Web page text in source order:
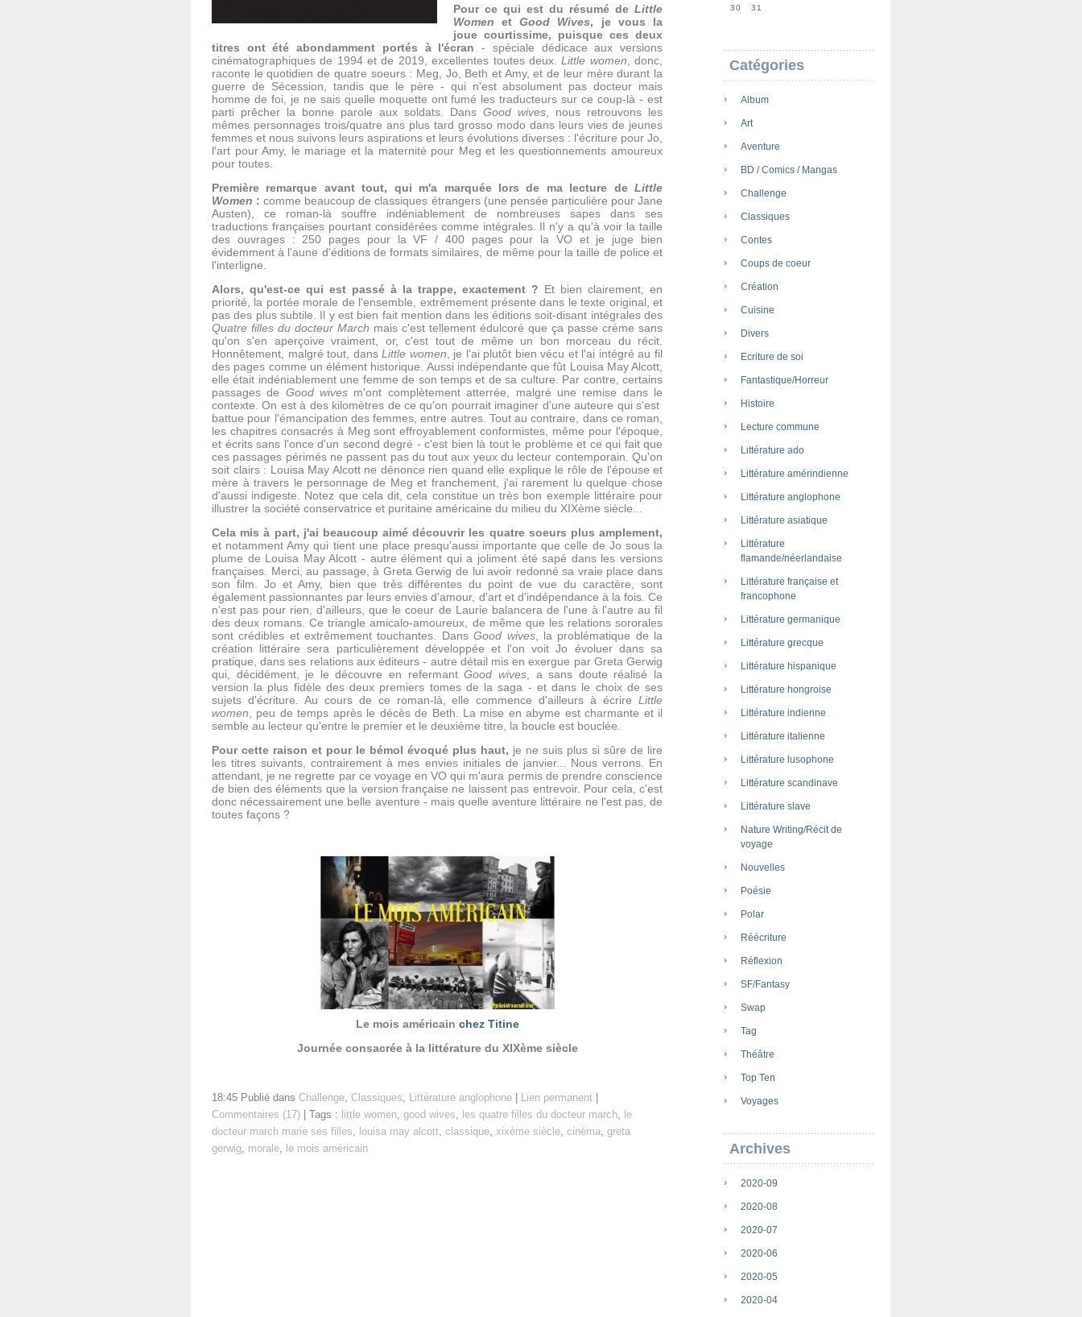
30 31
Catégories
Album
Art
Aventure
BD / Comics / Mangas
Challenge
Classiques
Contes
Coups de coeur
Création
Cuisine
Divers
Ecriture de soi
Fantastique/Horreur
Histoire
Lecture commune
Littérature ado
Littérature amérindienne
Littérature anglophone
Littérature asiatique
Littérature
flamande/néerlandaise
Littérature française et
francophone
Littérature germanique
Littérature grecque
Littérature hispanique
Littérature hongroise
Littérature indienne
Littérature italienne
Littérature lusophone
Littérature scandinave
Littérature slave
Nature Writing/Récit de
voyage
Nouvelles
Poésie
Polar
Réécriture
Réflexion
SF/Fantasy
Swap
Tag
Théâtre
Top Ten
Voyages
Archives
2020-09
2020-08
2020-07
2020-06
2020-05
2020-04
Pour ce qui est du résumé de Little
Women etGood Wives, je vous la
joue courtissime, puisque ces deux
titres ont été abondamment portés à l'écran - spéciale dédicace aux versions
cinématographiques de 1994 et de 2019, excellentes toutes deux.Little women , donc,
raconte le quotidien de quatre soeurs : Meg, Jo, Beth et Amy, et de leur mère durant la
guerre de Sécession, tandis que le père - qui n'est absolument pas docteur mais
homme de foi, je ne sais quelle moquette ont fumé les traducteurs sur ce coup-là - est
parti prêcher la bonne parole aux soldats. Dans Good wives , nous retrouvons les
mêmes personnages trois/quatre ans plus tard grosso modo dans leurs vies de jeunes
femmes et nous suivons leurs aspirations et leurs évolutions diverses : l'écriture pour Jo,
l'art pour Amy, le mariage et la maternité pour Meg et les questionnements amoureux
pour toutes.
Première remarque avant tout, qui m'a marquée lors de ma lecture de Little
Women : comme beaucoup de classiques étrangers (une pensée particulière pour Jane
Austen), ce roman-là souffre indéniablement de nombreuses sapes dans ses
traductions françaises pourtant considérées comme intégrales. Il n'y a qu'à voir la taille
des ouvrages : 250 pages pour la VF / 400 pages pour la VO et je juge bien
évidemment à l'aune d'éditions de formats similaires, de même pour la taille de police et
l'interligne.
Alors, qu'est-ce qui est passé à la trappe, exactement ? Et bien clairement, en
priorité, la portée morale de l'ensemble, extrêmement présente dans le texte original, et
pas des plus subtile. Il y est bien fait mention dans les éditions soit-disant intégrales des
Quatre filles du docteur March mais c'est tellement édulcoré que ça passe crème sans
qu'on s'en aperçoive vraiment, or, c'est tout de même un bon morceau du récit.
Honnêtement, malgré tout, dansLittle women , je l'ai plutôt bien vécu et l'ai intégré au fil
des pages comme un élément historique. Aussi indépendante que fût Louisa May Alcott,
elle était indéniablement une femme de son temps et de sa culture. Par contre, certains
passages de Good wives m'ont complètement atterrée, malgré une remise dans le
contexte. On est à des kilomètres de ce qu'on pourrait imaginer d'une auteure qui s'est
battue pour l'émancipation des femmes, entre autres. Tout au contraire, dans ce roman,
les chapitres consacrés à Meg sont effroyablement conformistes, même pour l'époque,
et écrits sans l'once d'un second degré - c'est bien là tout le problème et ce qui fait que
ces passages périmés ne passent pas du tout aux yeux du lecteur contemporain. Qu'on
soit clairs : Louisa May Alcott ne dénonce rien quand elle explique le rôle de l'épouse et
mère à travers le personnage de Meg et franchement, j'ai rarement lu quelque chose
d'aussi indigeste. Notez que cela dit, cela constitue un très bon exemple littéraire pour
illustrer la société conservatrice et puritaine américaine du milieu du XIXème siècle...
Cela mis à part, j'ai beaucoup aimé découvrir les quatre soeurs plus amplement,
et notamment Amy qui tient une place presqu'aussi importante que celle de Jo sous la
plume de Louisa May Alcott - autre élément qui a joliment été sapé dans les versions
françaises. Merci, au passage, à Greta Gerwig de lui avoir redonné sa vraie place dans
son film. Jo et Amy, bien que très différentes du point de vue du caractère, sont
également passionnantes par leurs envies d'amour, d'art et d'indépendance à la fois. Ce
n'est pas pour rien, d'ailleurs, que le coeur de Laurie balancera de l'une à l'autre au fil
des deux romans. Ce triangle amicalo-amoureux, de même que les relations sororales
sont crédibles et extrêmement touchantes. DansGood wives, la problématique de la
création littéraire sera particulièrement développée et l'on voit Jo évoluer dans sa
pratique, dans ses relations aux éditeurs - autre détail mis en exergue par Greta Gerwig
qui, décidément, je le découvre en refermantGood wives, a sans doute réalisé la
version la plus fidèle des deux premiers tomes de la saga - et dans le choix de ses
sujets d'écriture. Au cours de ce roman-là, elle commence d'ailleurs à écrire Little
women , peu de temps après le décès de Beth. La mise en abyme est charmante et il
semble au lecteur qu'entre le premier et le deuxième titre, la boucle est bouclée.
Pour cette raison et pour le bémol évoqué plus haut, je ne suis plus si sûre de lire
les titres suivants, contrairement à mes envies initiales de janvier... Nous verrons. En
attendant, je ne regrette par ce voyage en VO qui m'aura permis de prendre conscience
de bien des éléments que la version française ne laissent pas entrevoir. Pour cela, c'est
donc nécessairement une belle aventure - mais quelle aventure littéraire ne l'est pas, de
toutes façons ?
Le mois américain chez Titine
Journée consacrée à la littérature du XIXème siècle
18:45 Publié dans Challenge, Classiques, Littérature anglophone Lien permanent
Commentaires (17) | Tags : little women, good wives, les quatre filles du docteur march, le
docteur march marie ses filles, louisa may alcott, classique, xixème siècle, cinéma, greta
gerwig, morale, le mois américain